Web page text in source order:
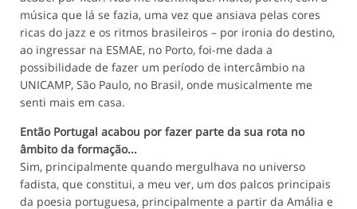
música que lá se fazia, uma vez que ansiava pelas cores
ricas do jazz e os ritmos brasileiros – por ironia do destino,
ao ingressar na ESMAE, no Porto, foi-me dada a
possibilidade de fazer um período de intercâmbio na
UNICAMP, São Paulo, no Brasil, onde musicalmente me
senti mais em casa.
Então Portugal acabou por fazer parte da sua rota no
âmbito da formação...
Sim, principalmente quando mergulhava no universo
fadista, que constitui, a meu ver, um dos palcos principais
da poesia portuguesa, principalmente a partir da Amália e